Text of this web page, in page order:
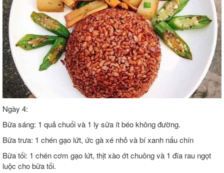
Ngày 4:
Bữa sáng: 1 quả chuối và 1 ly sữa ít béo không đường.
Bữa trưa: 1 chén gạo lứt, ức gà xé nhỏ và bí xanh nấu chín
Bữa tối: 1 chén cơm gạo lứt, thịt xào ớt chuông và 1 đĩa rau ngọt
luộc cho bữa tối.